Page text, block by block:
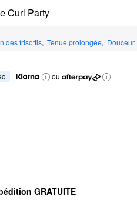
Curl Party
des frisottis, Tenue prolongée, Douceur
ou
GRATUITE